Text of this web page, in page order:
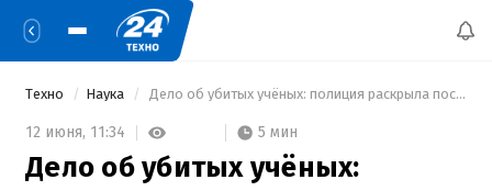
Техно Наука Дело об убитых учёных: полиция раскрыла последние слова ядерщика перед его исчезновением
12 июня, 11:34 5 мин
Дело об убитых учёных: